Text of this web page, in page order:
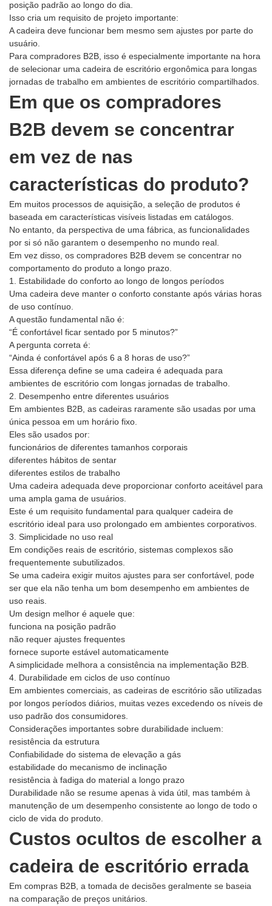
posição padrão ao longo do dia.
Isso cria um requisito de projeto importante:
A cadeira deve funcionar bem mesmo sem ajustes por parte do
usuário.
Para compradores B2B, isso é especialmente importante na hora
de selecionar uma cadeira de escritório ergonômica para longas
jornadas de trabalho em ambientes de escritório compartilhados.
Em que os compradores
B2B devem se concentrar
em vez de nas
características do produto?
Em muitos processos de aquisição, a seleção de produtos é
baseada em características visíveis listadas em catálogos.
No entanto, da perspectiva de uma fábrica, as funcionalidades
por si só não garantem o desempenho no mundo real.
Em vez disso, os compradores B2B devem se concentrar no
comportamento do produto a longo prazo.
1. Estabilidade do conforto ao longo de longos períodos
Uma cadeira deve manter o conforto constante após várias horas
de uso contínuo.
A questão fundamental não é:
“É confortável ficar sentado por 5 minutos?”
A pergunta correta é:
“Ainda é confortável após 6 a 8 horas de uso?”
Essa diferença define se uma cadeira é adequada para
ambientes de escritório com longas jornadas de trabalho.
2. Desempenho entre diferentes usuários
Em ambientes B2B, as cadeiras raramente são usadas por uma
única pessoa em um horário fixo.
Eles são usados ​​por:
funcionários de diferentes tamanhos corporais
diferentes hábitos de sentar
diferentes estilos de trabalho
Uma cadeira adequada deve proporcionar conforto aceitável para
uma ampla gama de usuários.
Este é um requisito fundamental para qualquer cadeira de
escritório ideal para uso prolongado em ambientes corporativos.
3. Simplicidade no uso real
Em condições reais de escritório, sistemas complexos são
frequentemente subutilizados.
Se uma cadeira exigir muitos ajustes para ser confortável, pode
ser que ela não tenha um bom desempenho em ambientes de
uso reais.
Um design melhor é aquele que:
funciona na posição padrão
não requer ajustes frequentes
fornece suporte estável automaticamente
A simplicidade melhora a consistência na implementação B2B.
4. Durabilidade em ciclos de uso contínuo
Em ambientes comerciais, as cadeiras de escritório são utilizadas
por longos períodos diários, muitas vezes excedendo os níveis de
uso padrão dos consumidores.
Considerações importantes sobre durabilidade incluem:
resistência da estrutura
Confiabilidade do sistema de elevação a gás
estabilidade do mecanismo de inclinação
resistência à fadiga do material a longo prazo
Durabilidade não se resume apenas à vida útil, mas também à
manutenção de um desempenho consistente ao longo de todo o
ciclo de vida do produto.
Custos ocultos de escolher a
cadeira de escritório errada
Em compras B2B, a tomada de decisões geralmente se baseia
na comparação de preços unitários.